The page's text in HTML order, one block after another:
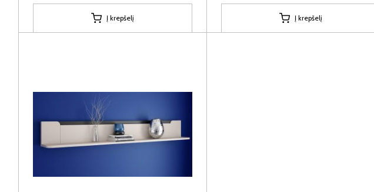
Į krepšelį Į krepšelį